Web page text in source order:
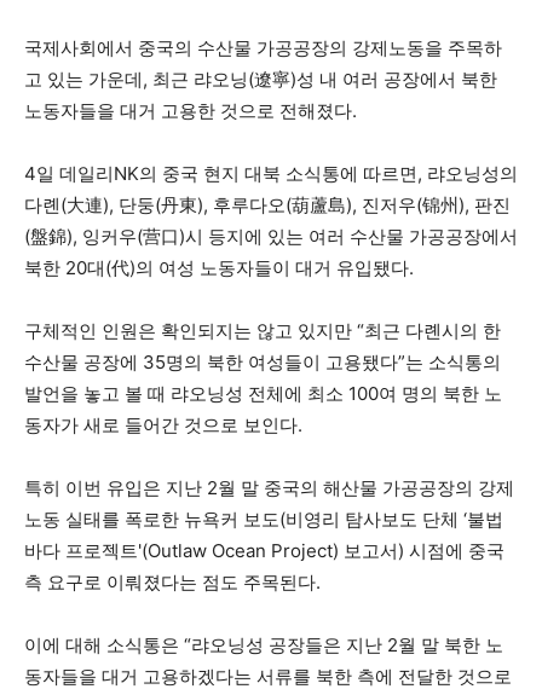
국제사회에서 중국의 수산물 가공공장의 강제노동을 주목하
고 있는 가운데, 최근 랴오닝(遼寧)성 내 여러 공장에서 북한
노동자들을 대거 고용한 것으로 전해졌다.
4일 데일리NK의 중국 현지 대북 소식통에 따르면, 랴오닝성의
다롄(大連), 단둥(丹東), 후루다오(葫蘆島), 진저우(锦州), 판진
(盤錦), 잉커우(营口)시 등지에 있는 여러 수산물 가공공장에서
북한 20대(代)의 여성 노동자들이 대거 유입됐다.
구체적인 인원은 확인되지는 않고 있지만 “최근 다롄시의 한
수산물 공장에 35명의 북한 여성들이 고용됐다”는 소식통의
발언을 놓고 볼 때 랴오닝성 전체에 최소 100여 명의 북한 노
동자가 새로 들어간 것으로 보인다.
특히 이번 유입은 지난 2월 말 중국의 해산물 가공공장의 강제
노동 실태를 폭로한 뉴욕커 보도(비영리 탐사보도 단체 ‘불법
바다 프로젝트'(Outlaw Ocean Project) 보고서) 시점에 중국
측 요구로 이뤄졌다는 점도 주목된다.
이에 대해 소식통은 “랴오닝성 공장들은 지난 2월 말 북한 노
동자들을 대거 고용하겠다는 서류를 북한 측에 전달한 것으로